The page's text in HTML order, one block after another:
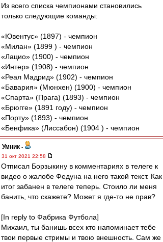
Из всего списка чемпионами становились
только следующие команды:
«Ювентус» (1897) - чемпион
«Милан» (1899 ) - чемпион
«Лацио» (1900) - чемпион
«Интер» (1908) - чемпион
«Реал Мадрид» (1902) - чемпион
«Бавария» (Мюнхен) (1900) - чемпион
«Спарта» (Прага) (1893) - чемпион
«Брюгге» (1891 году) - чемпион
«Порту» (1893) - чемпион
«Бенфика» (Лиссабон) (1904 ) - чемпион
Умник -
31 окт 2021 22:58
Отписал Борзыкину в комментариях в телеге к
видео о жалобе Федуна на него такой текст. Как
итог забанен в телеге теперь. Стоило ли меня
банить, что скажете? Может я где-то не прав?
[In reply to Фабрика Футбола]
Михаил, ты банишь всех кто напоминает тебе
твои первые стримы и твою внешность. Сам же